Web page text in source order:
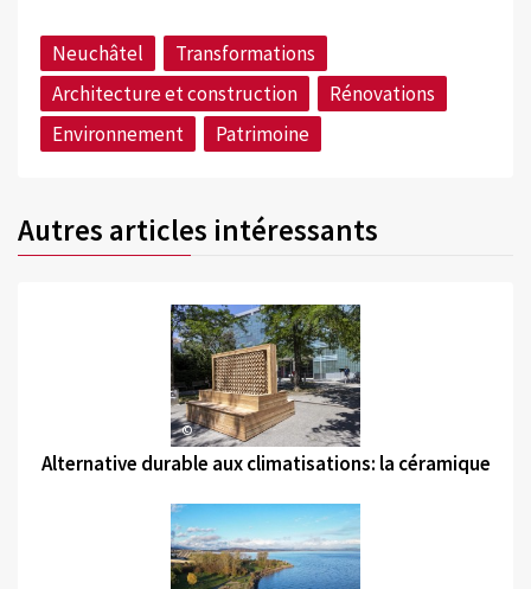
Neuchâtel
Transformations
Architecture et construction
Rénovations
Environnement
Patrimoine
Autres articles intéressants
©
Alternative durable aux climatisations: la céramique